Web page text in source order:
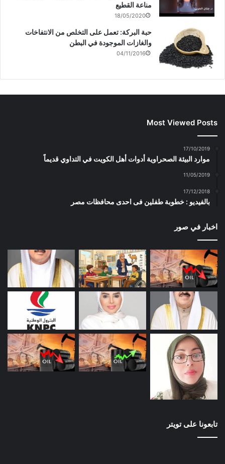
مناعة القطيع
18/05/2020
حبة البركة: تعمل على التخلص من الانتفاخات
والغازات الموجودة في البطن
04/11/2016
Most Viewed Posts
17/10/2019
موارد البيئة الصحراوية أدوات أهل الكويت في التداوي قديماً
11/05/2019
17/12/2018
بالفيديو : خطوبة طفلين فى احدى محافظات مصر
اخبار في صور
تابعونا على تويتر